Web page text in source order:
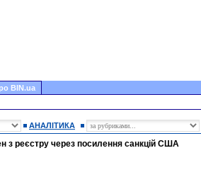
BIN.ua
АНАЛІТИКА
з реєстру через посилення санкцій США